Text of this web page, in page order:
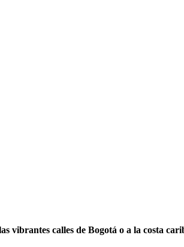
vibrantes calles de Bogotá o a la costa